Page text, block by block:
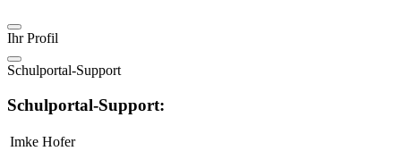
Ihr Profil
Schulportal-Support
Schulportal-Support:
Imke Hofer